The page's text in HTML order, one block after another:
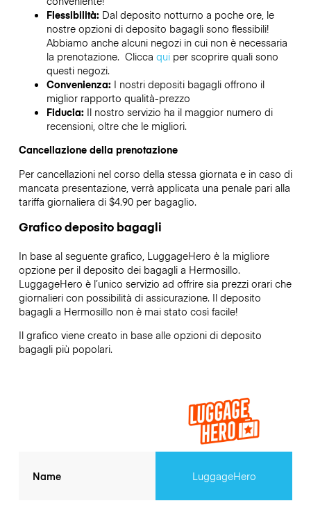
Flessibilità: Dal deposito notturno a poche ore, le
nostre opzioni di deposito bagagli sono flessibili!
Abbiamo anche alcuni negozi in cui non è necessaria
la prenotazione. Clicca quiper scoprire quali sono
questi negozi.
Convenienza: I nostri depositi bagagli offrono il
miglior rapporto qualità-prezzo
Fiducia: Il nostro servizio ha il maggior numero di
recensioni, oltre che le migliori.
Cancellazione della prenotazione
Per cancellazioni nel corso della stessa giornata e in caso di
mancata presentazione, verrà applicata una penale pari alla
tariffa giornaliera di $4.90 per bagaglio.
Grafico deposito bagagli
In base al seguente grafico, LuggageHero è la migliore
opzione per il deposito dei bagagli a Hermosillo.
LuggageHero è l’unico servizio ad offrire sia prezzi orari che
giornalieri con possibilità di assicurazione. Il deposito
bagagli a Hermosillo non è mai stato così facile!
Il grafico viene creato in base alle opzioni di deposito
bagagli più popolari.
Name LuggageHero